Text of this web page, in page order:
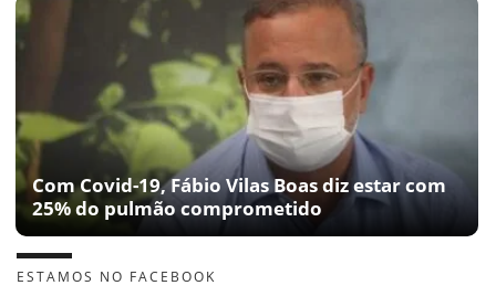
Com Covid-19, Fábio Vilas Boas diz estar com
25% do pulmão comprometido
ESTAMOS NO FACEBOOK